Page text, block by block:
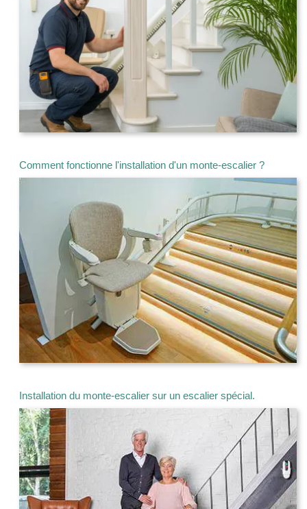
Comment fonctionne l'installation d'un monte-escalier ?
Installation du monte-escalier sur un escalier spécial.